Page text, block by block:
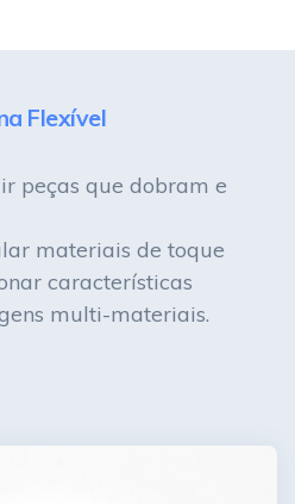
Flexível
peças que dobram e
materiais de toque
características
multi-materiais.